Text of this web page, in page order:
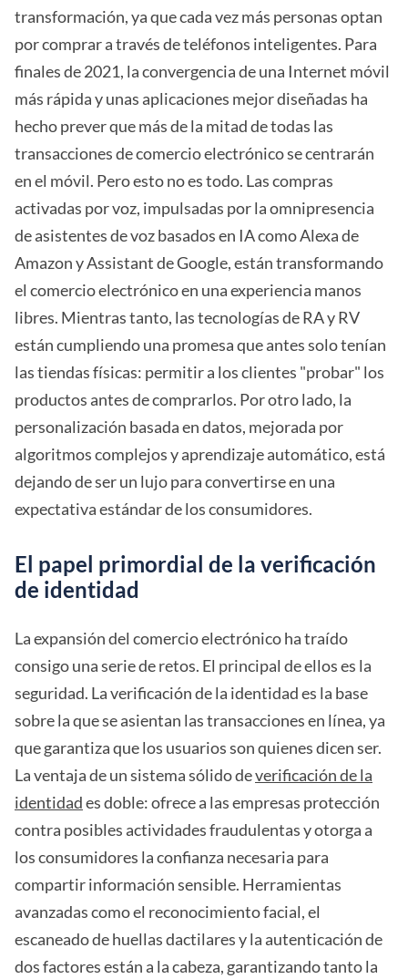
transformación, ya que cada vez más personas optan
por comprar a través de teléfonos inteligentes. Para
finales de 2021, la convergencia de una Internet móvil
más rápida y unas aplicaciones mejor diseñadas ha
hecho prever que más de la mitad de todas las
transacciones de comercio electrónico se centrarán
en el móvil. Pero esto no es todo. Las compras
activadas por voz, impulsadas por la omnipresencia
de asistentes de voz basados en IA como Alexa de
Amazon y Assistant de Google, están transformando
el comercio electrónico en una experiencia manos
libres. Mientras tanto, las tecnologías de RA y RV
están cumpliendo una promesa que antes solo tenían
las tiendas físicas: permitir a los clientes "probar" los
productos antes de comprarlos. Por otro lado, la
personalización basada en datos, mejorada por
algoritmos complejos y aprendizaje automático, está
dejando de ser un lujo para convertirse en una
expectativa estándar de los consumidores.
El papel primordial de la verificación
de identidad
La expansión del comercio electrónico ha traído
consigo una serie de retos. El principal de ellos es la
seguridad. La verificación de la identidad es la base
sobre la que se asientan las transacciones en línea, ya
que garantiza que los usuarios son quienes dicen ser.
La ventaja de un sistema sólido deverificación de la
identidades doble: ofrece a las empresas protección
contra posibles actividades fraudulentas y otorga a
los consumidores la confianza necesaria para
compartir información sensible. Herramientas
avanzadas como el reconocimiento facial, el
escaneado de huellas dactilares y la autenticación de
dos factores están a la cabeza, garantizando tanto la